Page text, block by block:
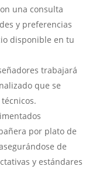
una consulta
y preferencias
disponible en tu
trabajará
que se
por plato de
de
y estándares